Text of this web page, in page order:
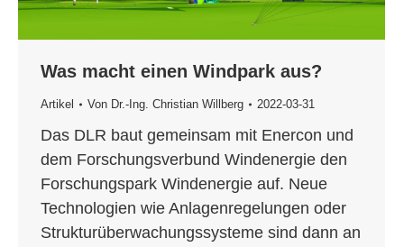
Was macht einen Windpark aus?
Artikel Von Dr.-Ing. Christian Willberg 2022-03-31
Das DLR baut gemeinsam mit Enercon und
dem Forschungsverbund Windenergie den
Forschungspark Windenergie auf. Neue
Technologien wie Anlagenregelungen oder
Strukturüberwachungssysteme sind dann an